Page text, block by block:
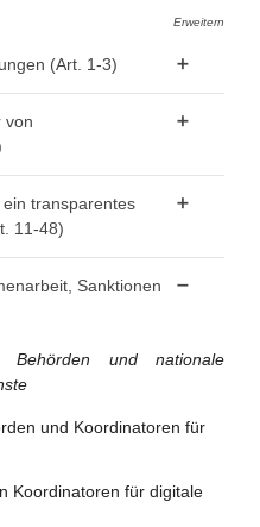
Erweitern
(Art. 1-3)
von
auf Eigeninitiative
zur
Vorgehen gegen
transparentes
11-48)
für alle Anbieter von
und den Vorstand
Sanktionen
und nationale
und Koordinatoren für
Koordinatoren für digitale